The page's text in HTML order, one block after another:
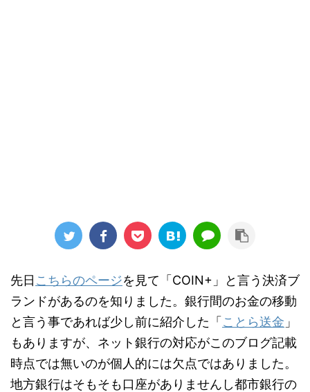
先日 こちらのページを見て「COIN+」と言う決済ブ
ランドがあるのを知りました。銀行間のお金の移動
と言う事であれば少し前に紹介した「 ことら送金 」
もありますが、ネット銀行の対応がこのブログ記載
時点では無いのが個人的には欠点ではありました。
地方銀行はそもそも口座がありませんし都市銀行の